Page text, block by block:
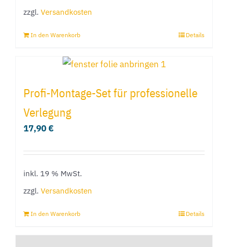
zzgl. Versandkosten
In den Warenkorb Details
Profi-Montage-Set für professionelle
Verlegung
17,90€
inkl. 19 % MwSt.
zzgl. Versandkosten
In den Warenkorb Details